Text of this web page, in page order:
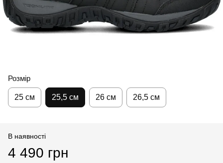
Розмір
25 см 25,5 см 26 см 26,5 см
В наявності
4 490 грн